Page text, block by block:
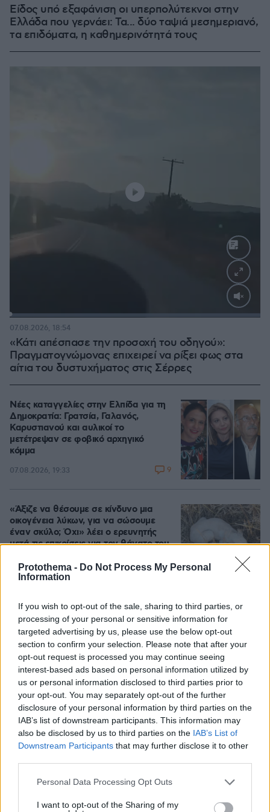
Protothema - Do Not Process My Personal
Information
If you wish to opt-out of the sale, sharing to third parties, or
processing of your personal or sensitive information for
targeted advertising by us, please use the below opt-out
section to confirm your selection. Please note that after your
opt-out request is processed you may continue seeing
interest-based ads based on personal information utilized by
us or personal information disclosed to third parties prior to
your opt-out. You may separately opt-out of the further
disclosure of your personal information by third parties on the
IAB’s list of downstream participants. This information may
also be disclosed by us to third parties on the IAB’s List of
Downstream Participants that may further disclose it to other
Please note that this website/app uses one or more Google
not limited to your visit or usage behaviour. You may click to
Personal Data Processing Opt Outs
I want to opt-out of the Sharing of my
Είδος υπό εξαφάνιση οι υπερπολύτεκνοι στην
Ελλάδα που γερνάει: Τα... δύο ταψιά μεσημεριανό,
τα επιδόματα, η καθημερινότητά τους
Loaded:
«Κάτι απέσπασε την προσοχή του οδηγού»:
Πραγματογνώμονας επιχειρεί να ρίξει φως στα
αίτια του δυστυχήματος στις Σέρρες
07.08.2026, 18:54
Νέες καταγγελίες στην Ελπίδα για τη
Δημοκρατία: Γρατσία, Γαλανός,
Καρυστιανού και αυλικοί το
μετέτρεψαν σε φοβικό αρχηγικό
κόμμα
07.08.2026, 19:33 9
«Άξιζε να θέσουμε σε κίνδυνο μια
οικογένεια λύκων, για να σώσουμε
έναν σκύλο; Όχι» λέει ο ερευνητής
μετά τις επικρίσεις για τον θάνατο του
07.08.2026, 18:54 33
«Τα έχω χάσει όλα»: Συντετριμμένος ο
πατέρας και σύζυγος των θυμάτων
στο τροχαίο στις Σέρρες
07.08.2026, 14:57 129
Ανδρομάχη για πρόσφατη εμφάνισή
της: Ένα μεγάλο συγγνώμη που δεν
μπόρεσα να ανταπεξέλθω στο live,
κάποιες φορές το σώμα μας φωνάζει
όχι
07.08.2026, 10:55 16